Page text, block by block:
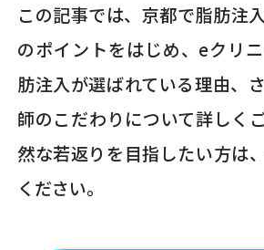
この記事では、京都で脂肪注
のポイントをはじめ、eクリ
肪注入が選ばれている理由、
師のこだわりについて詳しく
然な若返りを目指したい方は
ください。